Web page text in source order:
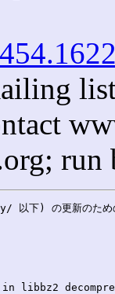
下) の更新のため
libbz2